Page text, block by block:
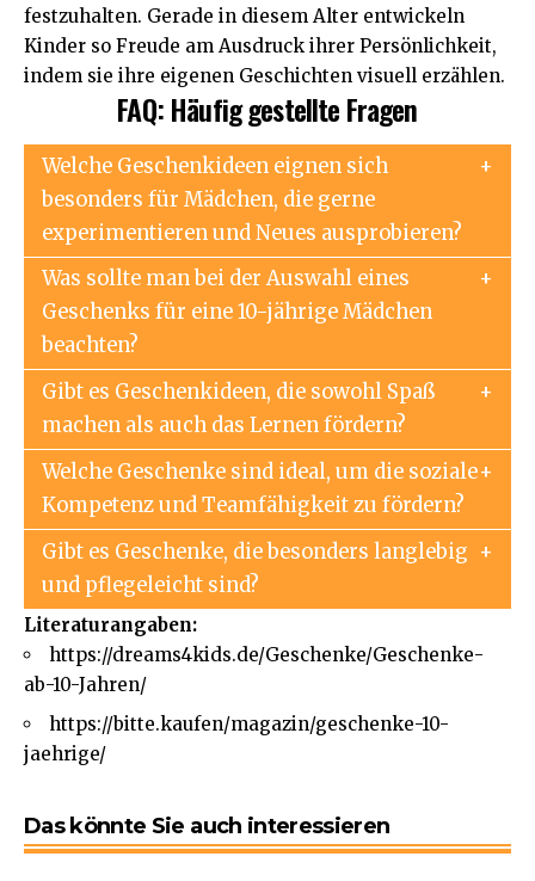
festzuhalten. Gerade in diesem Alter entwickeln
Kinder so Freude am Ausdruck ihrer Persönlichkeit,
indem sie ihre eigenen Geschichten visuell erzählen.
FAQ: Häufig gestellte Fragen
Welche Geschenkideen eignen sich
besonders für Mädchen, die gerne
experimentieren und Neues ausprobieren?
Was sollte man bei der Auswahl eines
Geschenks für eine 10-jährige Mädchen
beachten?
Gibt es Geschenkideen, die sowohl Spaß
machen als auch das Lernen fördern?
Welche Geschenke sind ideal, um die soziale
Kompetenz und Teamfähigkeit zu fördern?
Gibt es Geschenke, die besonders langlebig
und pflegeleicht sind?
Literaturangaben:
https://dreams4kids.de/Geschenke/Geschenke-
ab-10-Jahren/
https://bitte.kaufen/magazin/geschenke-10-
jaehrige/
Das könnte Sie auch interessieren